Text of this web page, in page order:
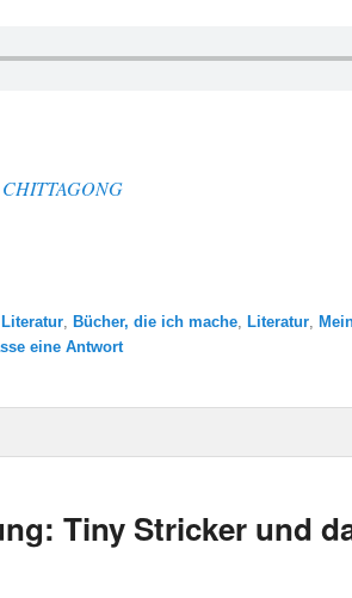
Bücher, die ich mache Literatur
eine Antwort
Tiny Stricker und